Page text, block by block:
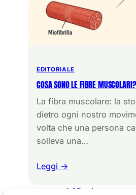
EDITORIALE
COSA SONO LE FIBRE MUSCOLARI?
La fibra muscolare: la
dietro ogni nostro
volta che una persona
solleva una…
Leggi →
1 2Pagina